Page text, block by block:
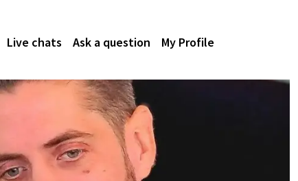
Live chats Ask a question My Profile